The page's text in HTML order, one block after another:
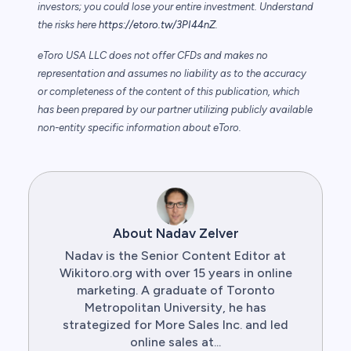
investors; you could lose your entire investment. Understand
the risks here https://etoro.tw/3PI44nZ.
eToro USA LLC does not offer CFDs and makes no
representation and assumes no liability as to the accuracy
or completeness of the content of this publication, which
has been prepared by our partner utilizing publicly available
non-entity specific information about eToro.
About Nadav Zelver
Nadav is the Senior Content Editor at
Wikitoro.org with over 15 years in online
marketing. A graduate of Toronto
Metropolitan University, he has
strategized for More Sales Inc. and led
online sales at...